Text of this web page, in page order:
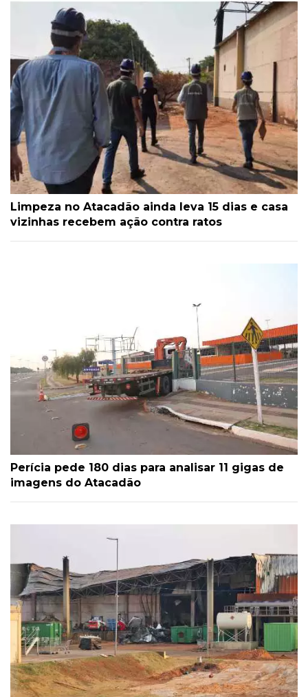
Limpeza no Atacadão ainda leva 15 dias e casa
vizinhas recebem ação contra ratos
Perícia pede 180 dias para analisar 11 gigas de
imagens do Atacadão